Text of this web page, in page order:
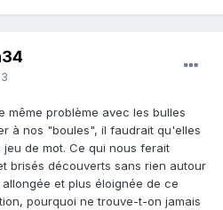
même problème avec les bulles
à nos "boules", il faudrait qu'elles
de mot. Ce qui nous ferait
brisés découverts sans rien autour
et plus éloignée de ce
pourquoi ne trouve-t-on jamais